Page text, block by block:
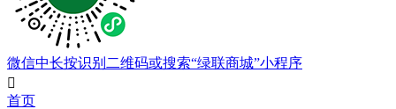
微信中长按识别二维码或搜索“绿联商城”小程序

首页